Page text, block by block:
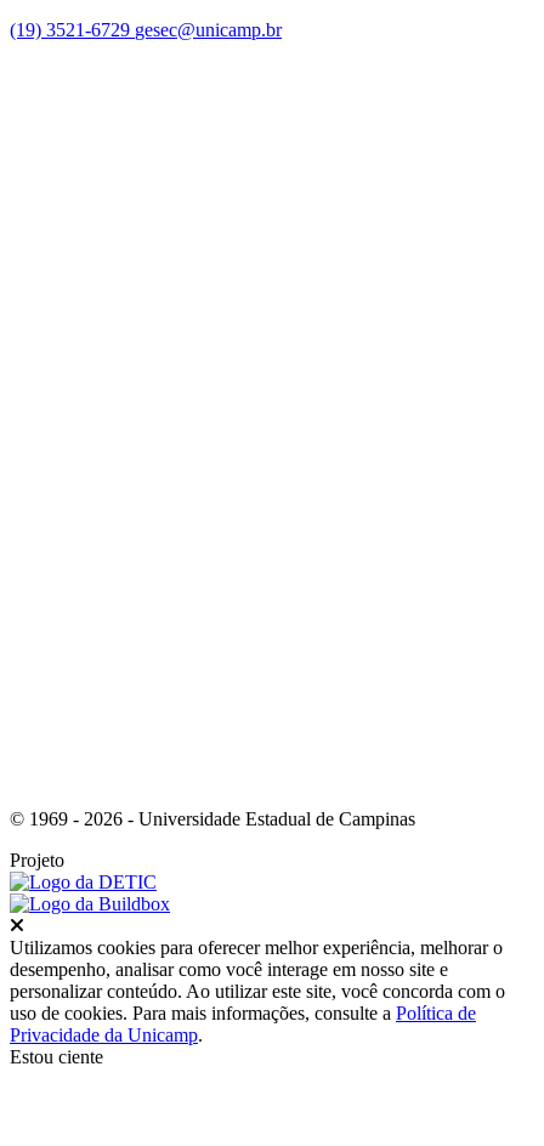
(19) 3521-6729 gesec@unicamp.br
© 1969 - 2026 - Universidade Estadual de Campinas
Projeto
Utilizamos cookies para oferecer melhor experiência, melhorar o
desempenho, analisar como você interage em nosso site e
personalizar conteúdo. Ao utilizar este site, você concorda com o
uso de cookies. Para mais informações, consulte a Política de
Privacidade da Unicamp.
Estou ciente